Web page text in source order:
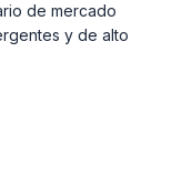
de mercado
y de alto